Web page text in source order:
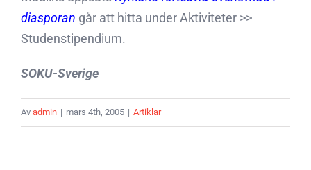
diasporan  går att hitta under Aktiviteter >>
Studenstipendium.
SOKU-Sverige
Av admin | mars 4th, 2005 | Artiklar